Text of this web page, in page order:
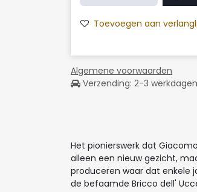
Toevoegen aan
Algemene voorwaarden
Verzending: 2-3 werkdagen
Het pionierswerk dat
alleen een nieuw gezicht,
produceren waar dat enkele
de befaamde Bricco dell'